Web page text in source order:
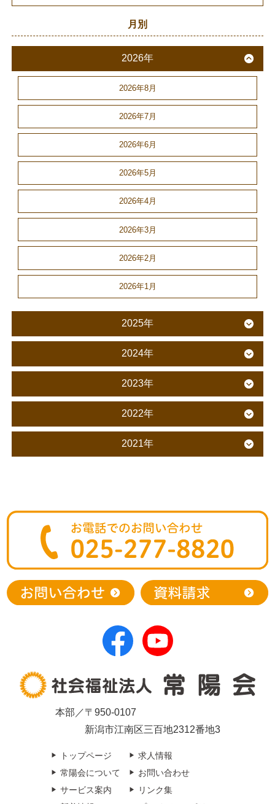
月別
2026年
2026年8月
2026年7月
2026年6月
2026年5月
2026年4月
2026年3月
2026年2月
2026年1月
2025年
2024年
2023年
2022年
2021年
本部／〒950-0107
新潟市江南区三百地2312番地3
トップページ
常陽会について
サービス案内
求人情報
お問い合わせ
リンク集